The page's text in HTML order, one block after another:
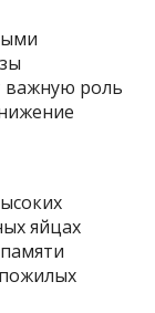
важную роль
яйцах